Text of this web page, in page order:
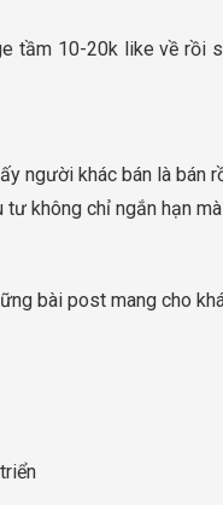
tầm 10-20k like về rồi
người khác bán là bán
không chỉ ngắn hạn
bài post mang cho